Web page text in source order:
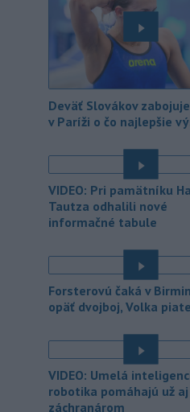
15:17
Ministerstvo kultúry
upraví verziu opatrenia o
podrobnostiach poskytovania
pôsobnosti rezortu.
- V bratislavskej
Slovnaft horí uskladnený
TASR o tom
rafinéria s tým, že
13:50 - Jedným zo
na festivale môže byť vyššia
úroveň hluku. Je preto dobré
ďalej od reproduktorov,
chrániče sluchu či dodržiavať
12:49
Podporu kandidatúre
členstvov Bezpečnostnej
Organizácie Spojených
na roky 2028 až 2029
vyjadrilo už 123 zo 193
Deväť Slovákov
v Paríži o čo najlepšie
VIDEO: Pri pamätníku
Tautza odhalili nové
informačné tabule
Forsterovú čaká v
opäť dvojboj, Volka
VIDEO: Umelá
robotika pomáhajú už aj
záchranárom